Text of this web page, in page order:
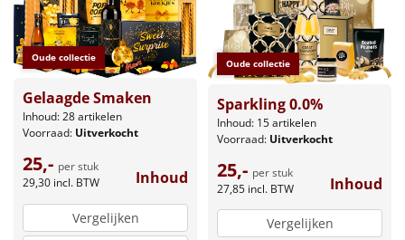
Oude collectie
Gelaagde Smaken
Inhoud: 28 artikelen
Voorraad: Uitverkocht
25,- per stuk
29,30 incl. BTW Inhoud
Vergelijken
Oude collectie
Sparkling 0.0%
Inhoud: 15 artikelen
Voorraad: Uitverkocht
25,- per stuk
27,85 incl. BTW Inhoud
Vergelijken